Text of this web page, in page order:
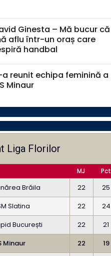
Ginesta – Mă bucur că
aflu într-un oraș care
handbal
a reunit echipa feminină a
Minaur
Liga Florilor
MJ Pct
Brăila 22
25
Slatina 22
24
București 22
21
Minaur 22
19